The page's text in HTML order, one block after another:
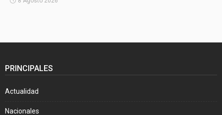
PRINCIPALES
Actualidad
Nacionales